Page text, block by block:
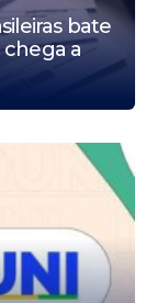
bate
chega a